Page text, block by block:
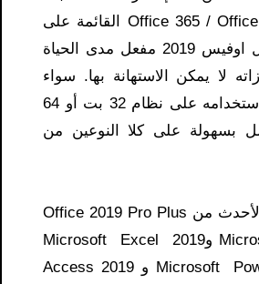
لإصدارات Office 365 / Office 2021 القائمة على
الاشتراك ، تحميل اوفيس 2019 مفعل مدى الحياة
لا يمكن الاستهانة بها. سواء
كنت ترغب في استخدامه على نظام 32 بت أو 64
بسهولة على كلا النوعين من
يتضمن الإصدار الأحدث من Office 2019 Pro Plus
Microsoft Word 2019 وMicrosoft Excel 2019
وMicrosoft PowerPoint 2019 و Access 2019